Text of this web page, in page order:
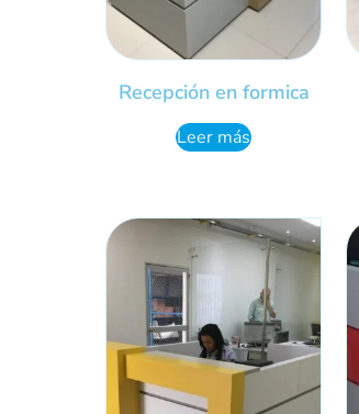
Recepción en formica
Leer más